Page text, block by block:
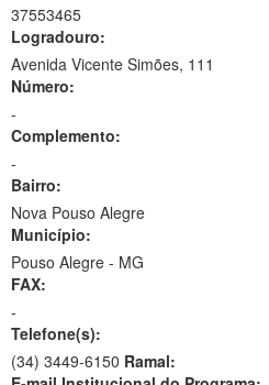
37553465
Logradouro:
Avenida Vicente Simões, 111
Número:
-
Complemento:
-
Bairro:
Nova Pouso Alegre
Município:
Pouso Alegre - MG
FAX:
-
Telefone(s):
(34) 3449-6150 Ramal: